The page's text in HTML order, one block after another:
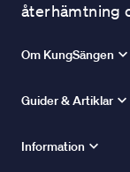
återhämtning
Om KungSängen
Guider & Artiklar
Information